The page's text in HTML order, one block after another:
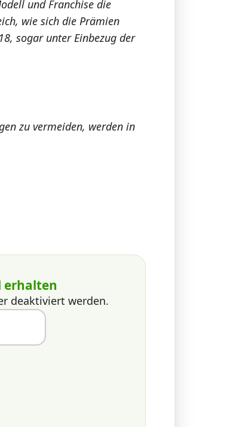
und Franchise die
wie sich die Prämien
sogar unter Einbezug der
zu vermeiden, werden in
erhalten
deaktiviert werden.